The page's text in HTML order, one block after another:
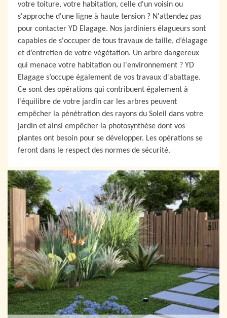
votre toiture, votre habitation, celle d'un voisin ou
s'approche d'une ligne à haute tension ? N'attendez pas
pour contacter YD Elagage. Nos jardiniers élagueurs sont
capables de s'occuper de tous travaux de taille, d’élagage
et d’entretien de votre végétation. Un arbre dangereux
qui menace votre habitation ou l'environnement ? YD
Elagage s’occupe également de vos travaux d'abattage.
Ce sont des opérations qui contribuent également à
l’équilibre de votre jardin car les arbres peuvent
empêcher la pénétration des rayons du Soleil dans votre
jardin et ainsi empêcher la photosynthèse dont vos
plantes ont besoin pour se développer. Les opérations se
feront dans le respect des normes de sécurité.